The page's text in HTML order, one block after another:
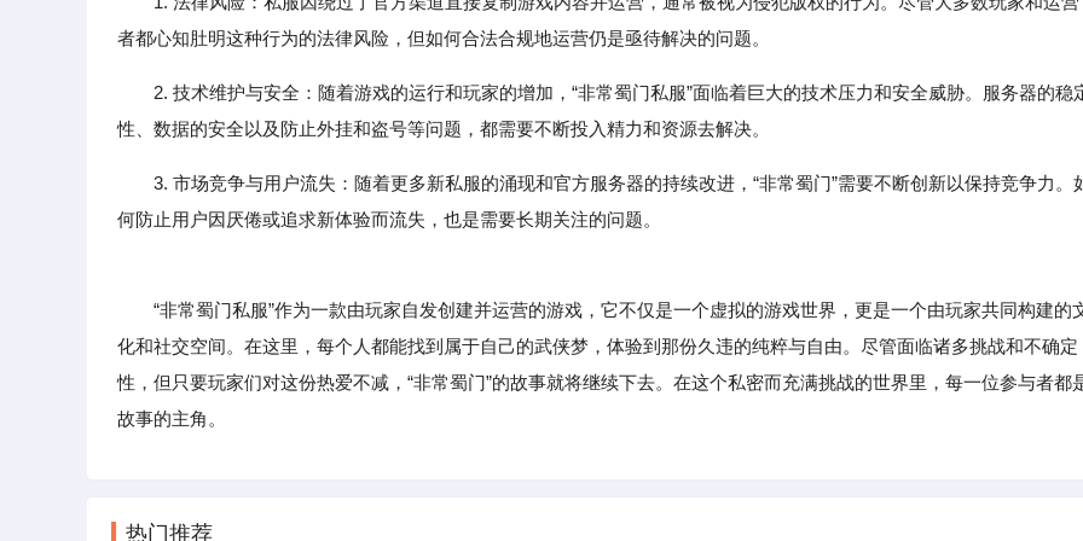
者都心知肚明这种行为的法律风险，但如何合法合规地运营仍是亟待解决的问题。
2. 技术维护与安全：随着游戏的运行和玩家的增加，“非常蜀门私服”面临着巨大的技术压力和安全威胁。服务器的稳
性、数据的安全以及防止外挂和盗号等问题，都需要不断投入精力和资源去解决。
3. 市场竞争与用户流失：随着更多新私服的涌现和官方服务器的持续改进，“非常蜀门”需要不断创新以保持竞争力。
何防止用户因厌倦或追求新体验而流失，也是需要长期关注的问题。
“非常蜀门私服”作为一款由玩家自发创建并运营的游戏，它不仅是一个虚拟的游戏世界，更是一个由玩家共同构建的
化和社交空间。在这里，每个人都能找到属于自己的武侠梦，体验到那份久违的纯粹与自由。尽管面临诸多挑战和不确定
性，但只要玩家们对这份热爱不减，“非常蜀门”的故事就将继续下去。在这个私密而充满挑战的世界里，每一位参与者都
故事的主角。
热门推荐